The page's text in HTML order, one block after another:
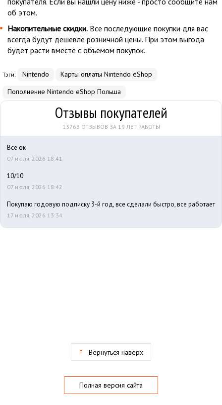
об этом.
Накопительные скидки. Все последующие покупки для вас
всегда будут дешевле розничной цены. При этом выгода
будет расти вместе с объемом покупок.
Тэги: Nintendo
Карты оплаты Nintendo eShop
Пополнение Nintendo eShop Польша
Отзывы покупателей
13763 ОТЗЫВОВ ЗА 19 ЛЕТ РАБОТЫ
Все ок
07 июля, 2026 18:41
10/10
07 июля, 2026 18:42
Покупаю годовую подписку 3-й год, все сделали быстро, все работает
17 июля, 2026 13:34
Вернуться наверх
Полная версия сайта